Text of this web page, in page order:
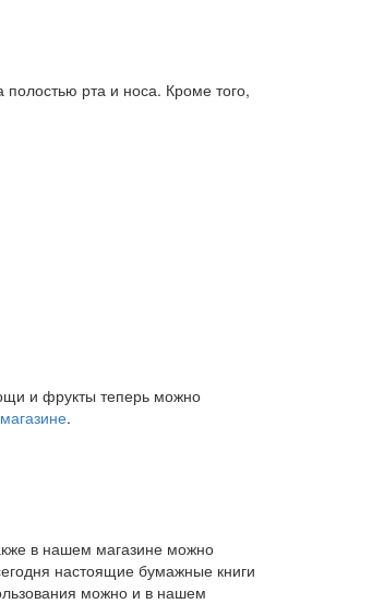
рта и носа. Кроме того,
и фрукты теперь можно
.
в нашем магазине можно
настоящие бумажные книги
можно и в нашем